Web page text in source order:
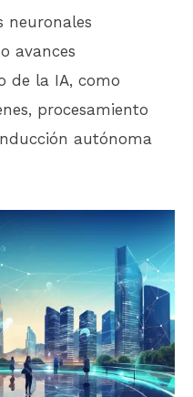
neuronales
avances
de la IA, como
procesamiento
autónoma